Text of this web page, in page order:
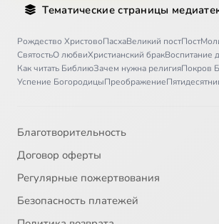
Тематические страницы
Рождество ХристовоПасхаВеликий постПост
СвятостьО любвиХристианский бракВоспитание
Как читать БиблиюЗачем нужна религияПокров
Успение БогородицыПреображение
Благотворительность
Договор оферты
Регулярные пожертвования
Безопасность платежей